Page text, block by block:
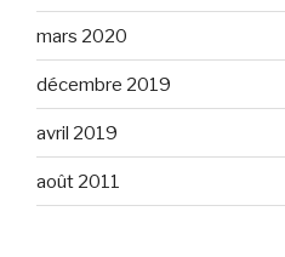
mars 2020
décembre 2019
avril 2019
août 2011